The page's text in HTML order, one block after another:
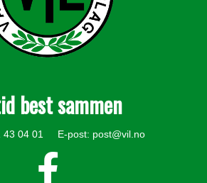
best sammen
43 04 01 E-post: post@vil.no